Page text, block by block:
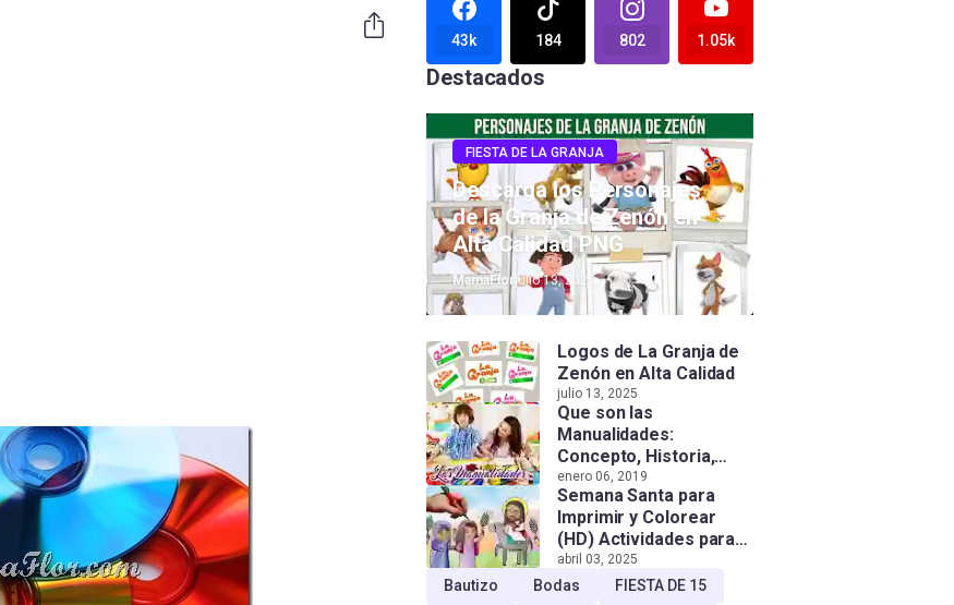
43k 184 802 1.05k
Destacados
FIESTA DE LA GRANJA
Descarga los Personajes
de la Granja de Zenón en
Alta Calidad PNG
MamaFlorjulio 13, 2025
Logos de La Granja de
Zenón en Alta Calidad
julio 13, 2025
Que son las
Manualidades:
Concepto, Historia,
Tipos e Importancia
enero 06, 2019
Semana Santa para
Imprimir y Colorear
(HD) Actividades para
Niños!
abril 03, 2025
Bautizo Bodas
FIESTA DE 15